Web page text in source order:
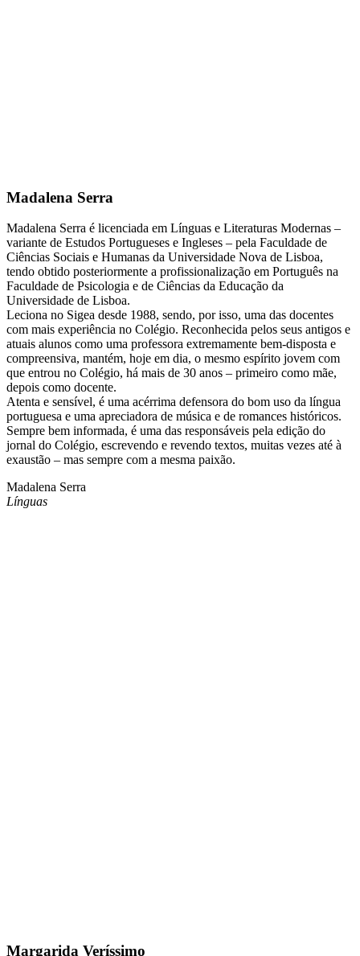
Madalena Serra
Madalena Serra é licenciada em Línguas e Literaturas Modernas –
variante de Estudos Portugueses e Ingleses – pela Faculdade de
Ciências Sociais e Humanas da Universidade Nova de Lisboa,
tendo obtido posteriormente a profissionalização em Português na
Faculdade de Psicologia e de Ciências da Educação da
Universidade de Lisboa.
Leciona no Sigea desde 1988, sendo, por isso, uma das docentes
com mais experiência no Colégio. Reconhecida pelos seus antigos e
atuais alunos como uma professora extremamente bem-disposta e
compreensiva, mantém, hoje em dia, o mesmo espírito jovem com
que entrou no Colégio, há mais de 30 anos – primeiro como mãe,
depois como docente.
Atenta e sensível, é uma acérrima defensora do bom uso da língua
portuguesa e uma apreciadora de música e de romances históricos.
Sempre bem informada, é uma das responsáveis pela edição do
jornal do Colégio, escrevendo e revendo textos, muitas vezes até à
exaustão – mas sempre com a mesma paixão.
Madalena Serra
Línguas
Margarida Veríssimo